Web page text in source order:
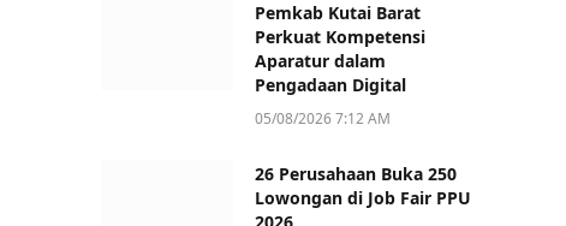
Pemkab Kutai Barat
Perkuat Kompetensi
Aparatur dalam
Pengadaan Digital
05/08/2026 7:12 AM
26 Perusahaan Buka 250
Lowongan di Job Fair PPU